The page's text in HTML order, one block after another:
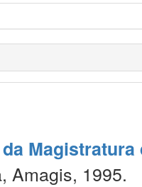
Amagis, 1995.